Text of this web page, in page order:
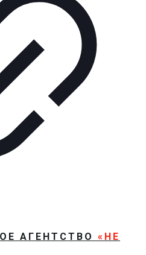
АГЕНТСТВО «НЕ